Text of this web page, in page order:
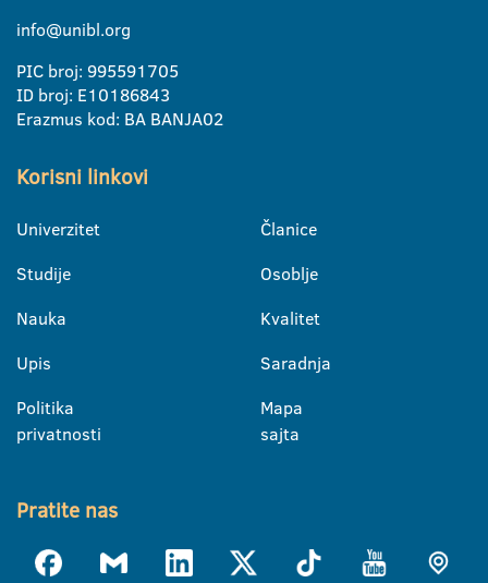
info@unibl.org
PIC broj: 995591705
ID broj: E10186843
Erazmus kod: BA BANJA02
Korisni linkovi
Univerzitet
Studije
Nauka
Upis
Politika
privatnosti
Članice
Osoblje
Kvalitet
Saradnja
Mapa
sajta
Pratite nas